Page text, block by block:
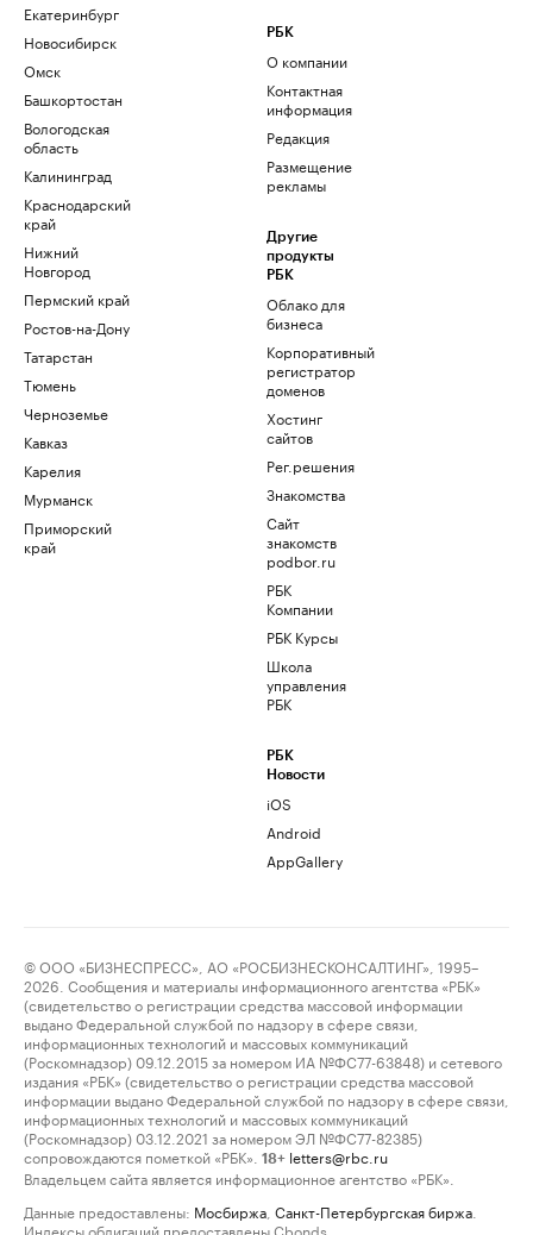
Екатеринбург
Новосибирск
Омск
Башкортостан
Вологодская
область
Калининград
Краснодарский
край
Нижний
Новгород
Пермский край
Ростов-на-Дону
Татарстан
Тюмень
Черноземье
Кавказ
Карелия
Мурманск
Приморский
край
РБК
О компании
Контактная
информация
Редакция
Размещение
рекламы
Другие
продукты
РБК
Облако для
бизнеса
Корпоративный
регистратор
доменов
Хостинг
сайтов
Рег.решения
Знакомства
Сайт
знакомств
podbor.ru
РБК
Компании
РБК Курсы
Школа
управления
РБК
РБК
Новости
iOS
Android
AppGallery
© ООО «БИЗНЕСПРЕСС», АО «РОСБИЗНЕСКОНСАЛТИНГ», 1995–
2026. Сообщения и материалы информационного агентства «РБК»
(свидетельство о регистрации средства массовой информации
выдано Федеральной службой по надзору в сфере связи,
информационных технологий и массовых коммуникаций
(Роскомнадзор) 09.12.2015 за номером ИА №ФС77-63848) и сетевого
издания «РБК» (свидетельство о регистрации средства массовой
информации выдано Федеральной службой по надзору в сфере связи,
информационных технологий и массовых коммуникаций
(Роскомнадзор) 03.12.2021 за номером ЭЛ №ФС77-82385)
сопровождаются пометкой «РБК».
18+ letters@rbc.ru
Владельцем сайта является информационное агентство «РБК».
Данные предоставлены: Мосбиржа Санкт-Петербургская биржа
Индексы облигаций предоставлены Cbonds.